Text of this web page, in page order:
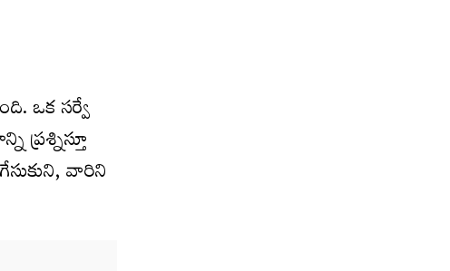
ఒక సర్వే
ప్రశ్నిస్తూ
వారిని